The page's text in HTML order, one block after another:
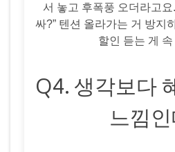
서 놓고 후폭풍 오더라고요
싸?” 텐션 올라가는 거 방지
할인 듣는 게
Q4. 생각보다
느낌